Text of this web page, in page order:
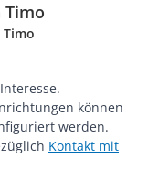
Timo
können
werden.
Kontakt mit